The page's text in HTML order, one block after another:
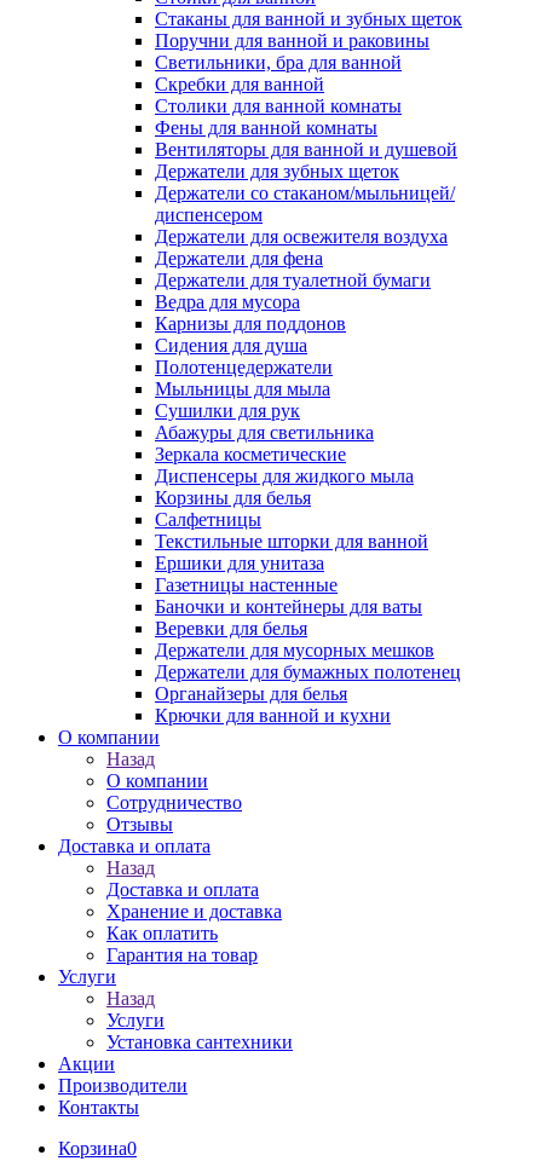
Стаканы для ванной и зубных щеток
Поручни для ванной и раковины
Светильники, бра для ванной
Скребки для ванной
Столики для ванной комнаты
Фены для ванной комнаты
Вентиляторы для ванной и душевой
Держатели для зубных щеток
Держатели со стаканом/мыльницей/
диспенсером
Держатели для освежителя воздуха
Держатели для фена
Держатели для туалетной бумаги
Ведра для мусора
Карнизы для поддонов
Сидения для душа
Полотенцедержатели
Мыльницы для мыла
Сушилки для рук
Абажуры для светильника
Зеркала косметические
Диспенсеры для жидкого мыла
Корзины для белья
Салфетницы
Текстильные шторки для ванной
Ершики для унитаза
Газетницы настенные
Баночки и контейнеры для ваты
Веревки для белья
Держатели для мусорных мешков
Держатели для бумажных полотенец
Органайзеры для белья
Крючки для ванной и кухни
О компании
Назад
О компании
Сотрудничество
Отзывы
Доставка и оплата
Назад
Доставка и оплата
Хранение и доставка
Как оплатить
Гарантия на товар
Услуги
Назад
Услуги
Установка сантехники
Акции
Производители
Контакты
Корзина0